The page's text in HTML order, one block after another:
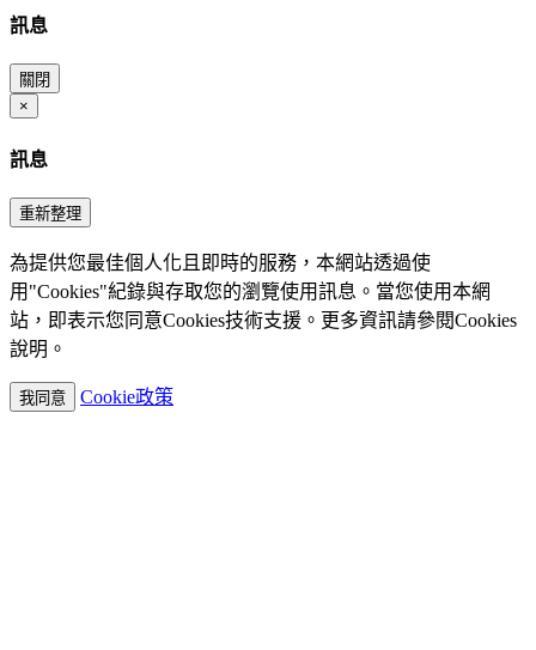
訊息
關閉
×
訊息
重新整理
為提供您最佳個人化且即時的服務，本網站透過使
用"Cookies"紀錄與存取您的瀏覽使用訊息。當您使用本網
站，即表示您同意Cookies技術支援。更多資訊請參閱Cookies
說明。
我同意 Cookie政策